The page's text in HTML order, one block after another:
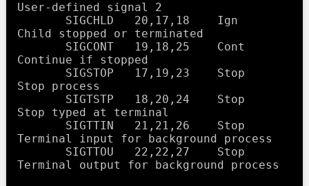
User-defined signal 2
Child stopped or terminated
Continue if stopped
Stop process
Stop typed at terminal
Terminal input for background process
Terminal output for background process